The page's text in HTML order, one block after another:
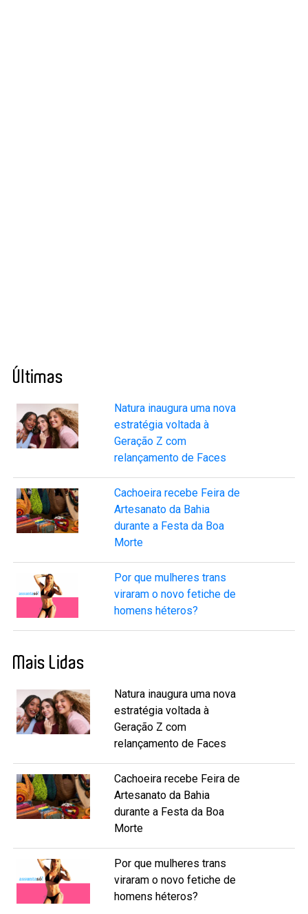
Últimas
Natura inaugura uma nova
estratégia voltada à
Geração Z com
relançamento de Faces
Cachoeira recebe Feira de
Artesanato da Bahia
durante a Festa da Boa
Morte
Por que mulheres trans
viraram o novo fetiche de
homens héteros?
Mais Lidas
Natura inaugura uma nova
estratégia voltada à
Geração Z com
relançamento de Faces
Cachoeira recebe Feira de
Artesanato da Bahia
durante a Festa da Boa
Morte
Por que mulheres trans
viraram o novo fetiche de
homens héteros?